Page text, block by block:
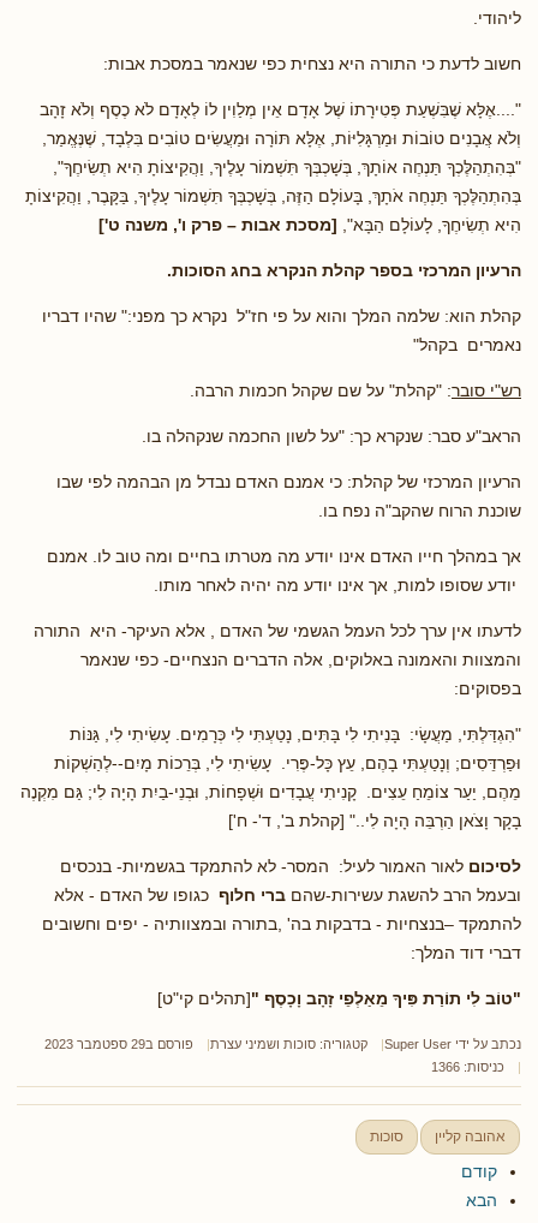
ליהודי.
חשוב לדעת כי התורה היא נצחית כפי שנאמר במסכת אבות:
"....אֶלָּא שֶׁבִּשְׁעַת פְּטִירָתוֹ שֶׁל אָדָם אֵין מְלַוִין לוֹ לְאָדָם לֹא כֶסֶף וְלֹא זָהָב
וְלֹא אֲבָנִים טוֹבוֹת וּמַרְגָּלִיּוֹת, אֶלָּא תּוֹרָה וּמַעֲשִׂים טוֹבִים בִּלְבָד, שֶׁנֶּאֱמַר,
"בְּהִתְהַלֶּכְךָ תַּנְחֶה אוֹתָךְ, בְּשָׁכְבְּךָ תִּשְׁמוֹר עָלֶיךָ, וַהֲקִיצוֹתָ הִיא תְשִׂיחֶךָ",
בְּהִתְהַלֶּכְךָ תַּנְחֶה אֹתָךְ, בָּעוֹלָם הַזֶּה, בְּשָׁכְבְּךָ תִּשְׁמוֹר עָלֶיךָ, בַּקָּבֶר, וַהֲקִיצוֹתָ
הִיא תְשִׂיחֶךָ, לָעוֹלָם הַבָּא", [מסכת אבות – פרק ו', משנה ט']
הרעיון המרכזי בספר קהלת הנקרא בחג הסוכות.
קהלת הוא: שלמה המלך והוא על פי חז"ל נקרא כך מפני:" שהיו דבריו
נאמרים בקהל"
רש"י סובר: "קהלת" על שם שקהל חכמות הרבה.
הראב"ע סבר: שנקרא כך: "על לשון החכמה שנקהלה בו.
הרעיון המרכזי של קהלת: כי אמנם האדם נבדל מן הבהמה לפי שבו
שוכנת הרוח שהקב"ה נפח בו.
אך במהלך חייו האדם אינו יודע מה מטרתו בחיים ומה טוב לו. אמנם
יודע שסופו למות, אך אינו יודע מה יהיה לאחר מותו.
לדעתו אין ערך לכל העמל הגשמי של האדם , אלא העיקר- היא התורה
והמצוות והאמונה באלוקים, אלה הדברים הנצחיים- כפי שנאמר
בפסוקים:
"הִגְדַּלְתִּי, מַעֲשָׂי: בָּנִיתִי לִי בָּתִּים, נָטַעְתִּי לִי כְּרָמִים. עָשִׂיתִי לִי, גַּנּוֹת
וּפַרְדֵּסִים; וְנָטַעְתִּי בָהֶם, עֵץ כָּל-פֶּרִי. עָשִׂיתִי לִי, בְּרֵכוֹת מָיִם--לְהַשְׁקוֹת
מֵהֶם, יַעַר צוֹמֵחַ עֵצִים. קָנִיתִי עֲבָדִים וּשְׁפָחוֹת, וּבְנֵי-בַיִת הָיָה לִי; גַּם מִקְנֶה
בָקָר וָצֹאן הַרְבֵּה הָיָה לִי.." [קהלת ב', ד'- ח']
לסיכום לאור האמור לעיל: המסר- לא להתמקד בגשמיות- בנכסים
ובעמל הרב להשגת עשירות-שהם ברי חלוף כגופו של האדם - אלא
להתמקד –בנצחיות - בדבקות בה' ,בתורה ובמצוותיה - יפים וחשובים
דברי דוד המלך:
"טוֹב לִי תוֹרַת פִּיךָ מֵאַלְפֵי זָהָב וָכָסֶף "[תהלים קי"ט]
נכתב על ידי Super User קטגוריה: סוכות ושמיני עצרת
פורסם ב29 ספטמבר 2023
כניסות: 1366
אהובה קליין סוכות
קודם
הבא